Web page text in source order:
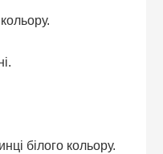
білого кольору.